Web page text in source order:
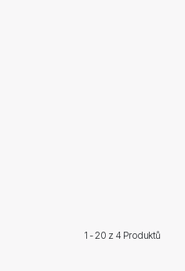
1 - 20 z 4 Produktů